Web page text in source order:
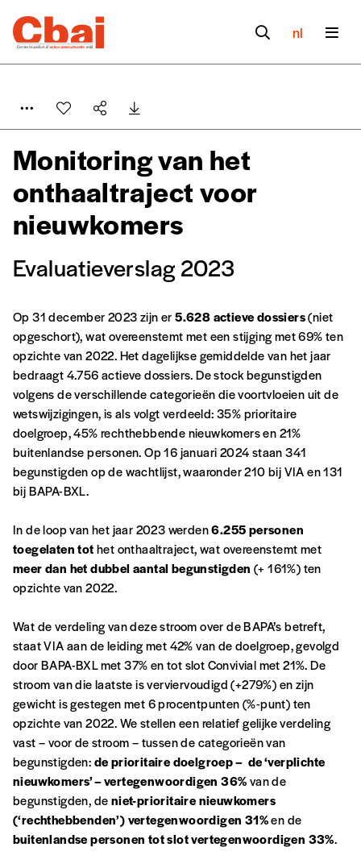
nl
Monitoring van het
onthaaltraject voor
nieuwkomers
Evaluatieverslag 2023
Inloggen
INLOGGEN
Formulaire de
commande
A partir de 2021,Imag, le magazine de
l’interculturel,vous est proposé àPRIX LIBRE.
Le prix libre est un mode de fixation du prix
par l’acheteur d’un bien ou d’un service, qui
peut être une manière pour lui de payer le prix
qu’il estime juste. Dans l’objectif de rendre nos
Op 31 december 2023 zijn er5.628 actieve dossiers(niet
opgeschort), wat overeenstemt met een stijging met 69% ten
opzichte van 2022. Het dagelijkse gemiddelde van het jaar
bedraagt 4.756 actieve dossiers. De stock begunstigden
volgens de verschillende categorieën die voortvloeien uit de
wetswijzigingen, is als volgt verdeeld: 35% prioritaire
doelgroep, 45% rechthebbende nieuwkomers en 21%
buitenlandse personen. Op 16 januari 2024 staan 341
begunstigden op de wachtlijst, waaronder 210 bij VIA en 131
bij BAPA-BXL.
In de loop van het jaar 2023 werden6.255 personen
toegelaten tothet onthaaltraject, wat overeenstemt met
meer dan het dubbel aantal begunstigden (+ 161%) ten
opzichte van 2022.
Wat de verdeling van deze stroom over de BAPA’s betreft,
staat VIA aan de leiding met 42% van de doelgroep, gevolgd
door BAPA-BXL met 37% en tot slot Convivial met 21%. De
stroom van die laatste is verviervoudigd (+279%) en zijn
gewicht is gestegen met 6 procentpunten (%-punt) ten
opzichte van 2022. We stellen een relatief gelijke verdeling
vast – voor de stroom – tussen de categorieën van
begunstigden:de prioritaire doelgroep – de ‘verplichte
nieuwkomers’ – vertegenwoordigen 36%van de
begunstigden, deniet-prioritaire nieuwkomers
(‘rechthebbenden’) vertegenwoordigen 31%en de
buitenlandse personen tot slot vertegenwoordigen 33%.